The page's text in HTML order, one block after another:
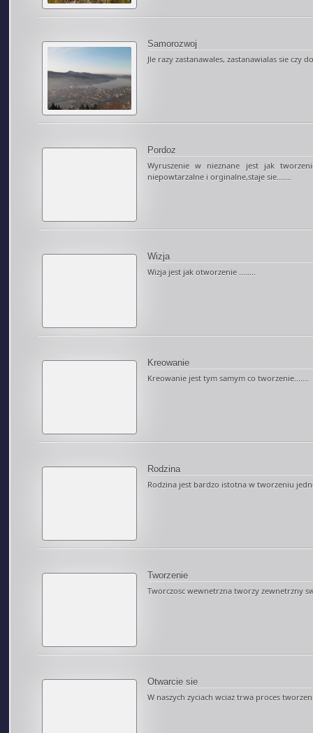
Samorozwoj
Jle razy zastanawales, zastanawialas sie czy
Pordoz
Wyruszenie w nieznane jest jak
niepowtarzalne i orginalne,staje sie.......
Wizja
Wizja jest jak otworzenie ........
Kreowanie
Kreowanie jest tym samym co tworzenie.......
Rodzina
Rodzina jest bardzo istotna w tworzeniu
Tworzenie
Tworczosc wewnetrzna tworzy zewnetrzny
Otwarcie sie
W naszych zyciach wciaz trwa proces